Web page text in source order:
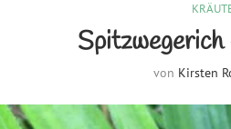
von Kirsten